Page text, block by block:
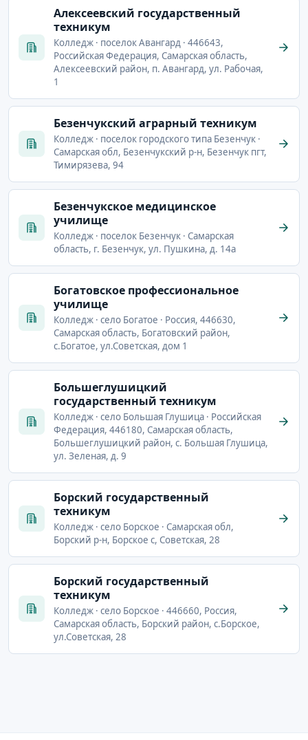
Алексеевский государственный
техникум
Колледж · поселок Авангард · 446643,
Российская Федерация, Самарская область,
Алексеевский район, п. Авангард, ул. Рабочая,
1
Безенчукский аграрный техникум
Колледж · поселок городского типа Безенчук ·
Самарская обл, Безенчукский р-н, Безенчук пгт,
Тимирязева, 94
Безенчукское медицинское
училище
Колледж · поселок Безенчук · Самарская
область, г. Безенчук, ул. Пушкина, д. 14а
Богатовское профессиональное
училище
Колледж · село Богатое · Россия, 446630,
Самарская область, Богатовский район,
с.Богатое, ул.Советская, дом 1
Большеглушицкий
государственный техникум
Колледж · село Большая Глушица · Российская
Федерация, 446180, Самарская область,
Большеглушицкий район, с. Большая Глушица,
ул. Зеленая, д. 9
Борский государственный
техникум
Колледж · село Борское · Самарская обл,
Борский р-н, Борское с, Советская, 28
Борский государственный
техникум
Колледж · село Борское · 446660, Россия,
Самарская область, Борский район, с.Борское,
ул.Советская, 28